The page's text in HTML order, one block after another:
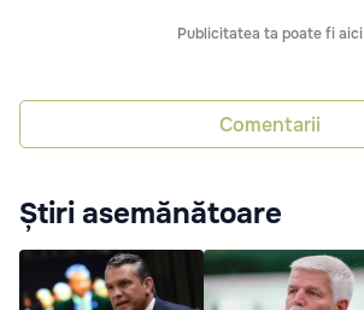
Publicitatea ta poate fi aici
Comentarii
Știri asemănătoare